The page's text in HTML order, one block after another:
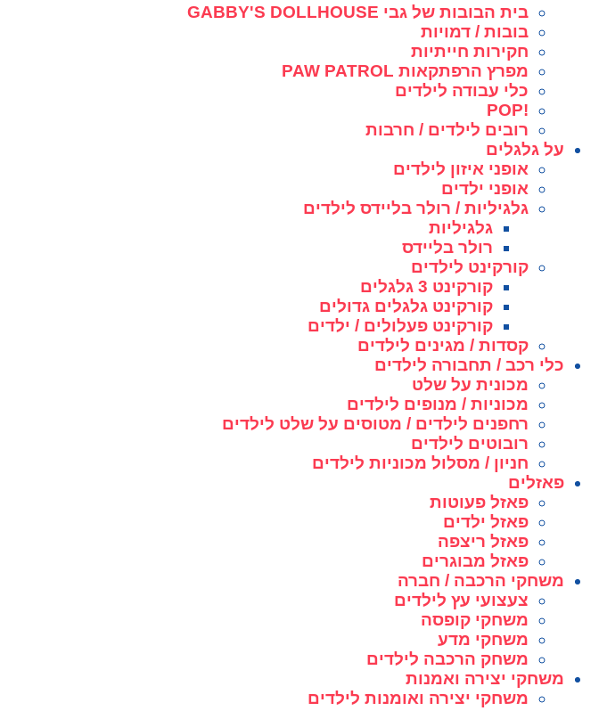
בית הבובות של גבי GABBY'S DOLLHOUSE
בובות / דמויות
חקירות חייתיות
מפרץ הרפתקאות PAW PATROL
כלי עבודה לילדים
!POP
רובים לילדים / חרבות
על גלגלים
אופני איזון לילדים
אופני ילדים
גלגיליות / רולר בליידס לילדים
גלגיליות
רולר בליידס
קורקינט לילדים
קורקינט 3 גלגלים
קורקינט גלגלים גדולים
קורקינט פעלולים / ילדים
קסדות / מגינים לילדים
כלי רכב / תחבורה לילדים
מכונית על שלט
מכוניות / מנופים לילדים
רחפנים לילדים / מטוסים על שלט לילדים
רובוטים לילדים
חניון / מסלול מכוניות לילדים
פאזלים
פאזל פעוטות
פאזל ילדים
פאזל ריצפה
פאזל מבוגרים
משחקי הרכבה / חברה
צעצועי עץ לילדים
משחקי קופסה
משחקי מדע
משחק הרכבה לילדים
משחקי יצירה ואמנות
משחקי יצירה ואומנות לילדים